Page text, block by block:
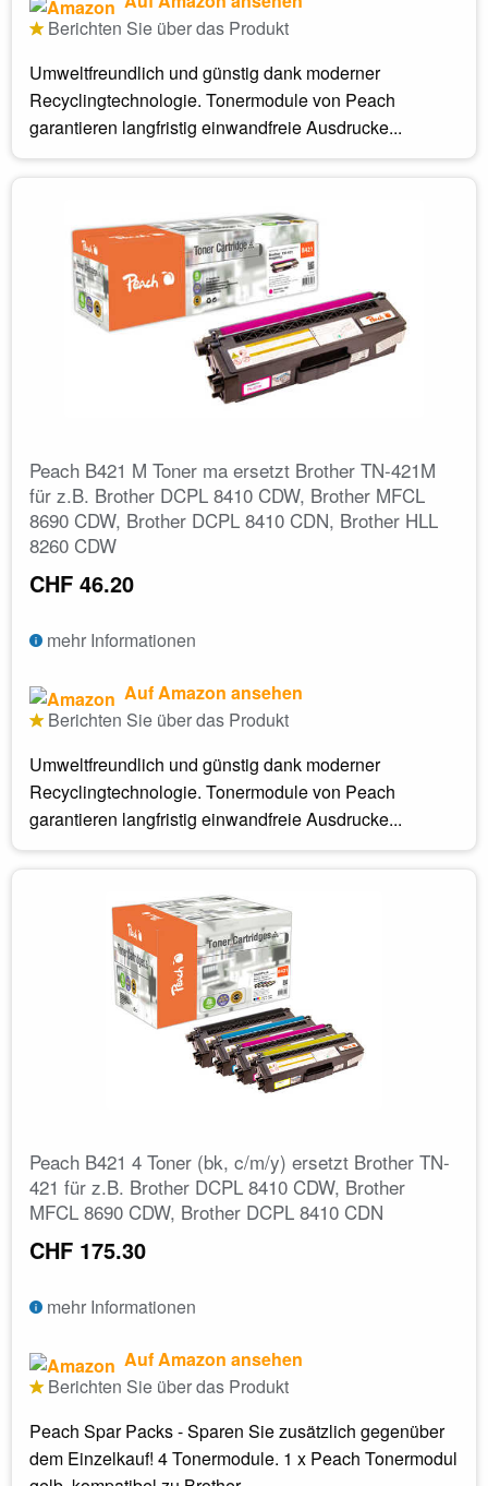
Berichten Sie über das Produkt
Umweltfreundlich und günstig dank moderner
Recyclingtechnologie. Tonermodule von Peach
garantieren langfristig einwandfreie Ausdrucke...
Peach B421 M Toner ma ersetzt Brother TN-421M
für z.B. Brother DCPL 8410 CDW, Brother MFCL
8690 CDW, Brother DCPL 8410 CDN, Brother HLL
8260 CDW
CHF 46.20
mehr Informationen
Auf Amazon ansehen
Berichten Sie über das Produkt
Umweltfreundlich und günstig dank moderner
Recyclingtechnologie. Tonermodule von Peach
garantieren langfristig einwandfreie Ausdrucke...
Peach B421 4 Toner (bk, c/m/y) ersetzt Brother TN-
421 für z.B. Brother DCPL 8410 CDW, Brother
MFCL 8690 CDW, Brother DCPL 8410 CDN
CHF 175.30
mehr Informationen
Auf Amazon ansehen
Berichten Sie über das Produkt
Peach Spar Packs - Sparen Sie zusätzlich gegenüber
dem Einzelkauf! 4 Tonermodule. 1 x Peach Tonermodul